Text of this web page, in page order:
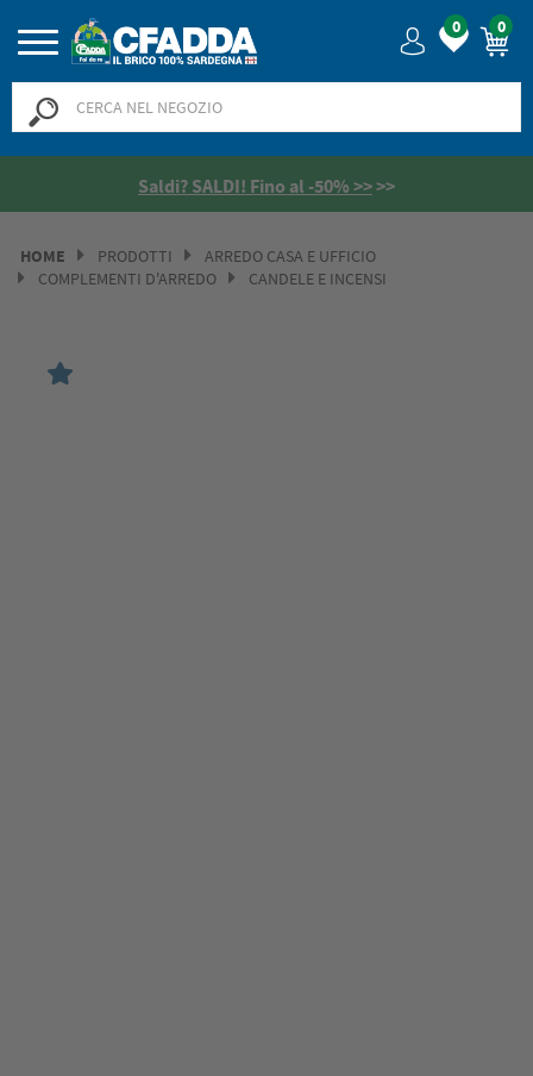
0 0
Saldi? SALDI! Fino al -50% >>>>
HOME PRODOTTI
ARREDO CASA E UFFICIO
COMPLEMENTI D'ARREDO
CANDELE E INCENSI